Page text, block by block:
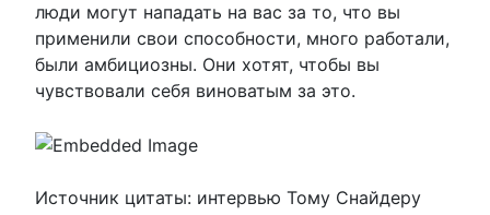
люди могут нападать на вас за то, что вы
применили свои способности, много работали,
были амбициозны. Они хотят, чтобы вы
чувствовали себя виноватым за это.
Источник цитаты: интервью Тому Снайдеру